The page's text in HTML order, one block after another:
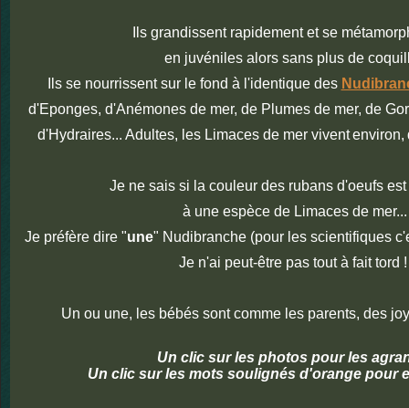
Ils grandissent rapidement et se
en juvéniles alors sans plus de
Ils se nourrissent sur le fond à l'identique des
d'Eponges, d'Anémones de mer, de Plumes de mer, de
d'Hydraires... Adultes, les Limaces de mer vivent environ,
Je ne sais si la couleur des rubans d'oeufs
à une espèce de Limaces de mer...
Je préfère dire "une" Nudibranche (pour les scientifiques
Je n'ai peut-être pas tout à fait tord !
Un ou une, les bébés sont comme les parents, des
Un clic sur les photos pour les
Un clic sur les mots soulignés d'orange pour